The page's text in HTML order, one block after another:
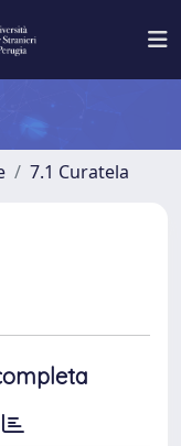
7.1 Curatela